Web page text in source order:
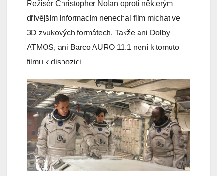
Režisér Christopher Nolan oproti některým
dřívějším informacím nenechal film míchat ve
3D zvukových formátech. Takže ani Dolby
ATMOS, ani Barco AURO 11.1 není k tomuto
filmu k dispozici.